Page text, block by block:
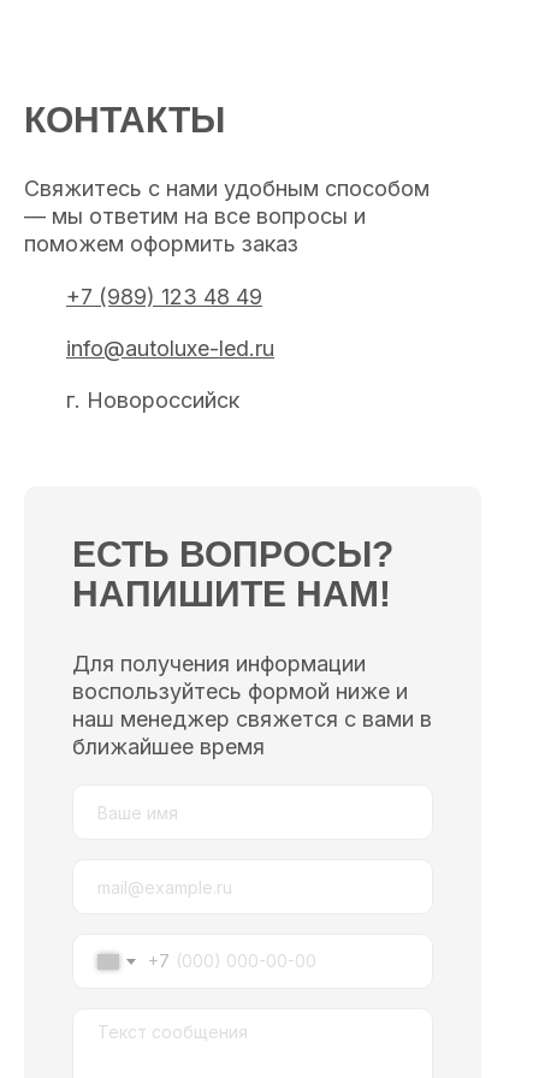
КОНТАКТЫ
ЕСТЬ ВОПРОСЫ?
НАПИШИТЕ НАМ!
Свяжитесь с нами удобным способом
— мы ответим на все вопросы и
поможем оформить заказ
Для получения информации
воспользуйтесь формой ниже и
наш менеджер свяжется с вами в
ближайшее время
+7 (989) 123 48 49
info@autoluxe-led.ru
г. Новороссийск
+7